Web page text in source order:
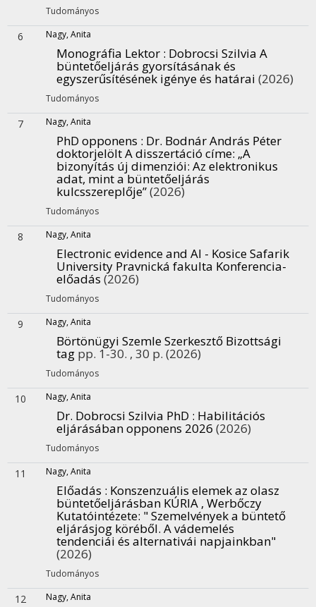
Tudományos
6 Nagy, Anita
Monográfia Lektor : Dobrocsi Szilvia A
büntetőeljárás gyorsításának és
egyszerűsítésének igénye és határai (2026)
Tudományos
7 Nagy, Anita
PhD opponens : Dr. Bodnár András Péter
doktorjelölt A disszertáció címe: „A
bizonyítás új dimenziói: Az elektronikus
adat, mint a büntetőeljárás
kulcsszereplője”(2026)
Tudományos
8 Nagy, Anita
Electronic evidence and AI - Kosice Safarik
University Pravnická fakulta Konferencia-
előadás (2026)
Tudományos
9 Nagy, Anita
Börtönügyi Szemle Szerkesztő Bizottsági
tag pp. 1-30. , 30 p. (2026)
Tudományos
10 Nagy, Anita
Dr. Dobrocsi Szilvia PhD : Habilitációs
eljárásában opponens 2026 (2026)
Tudományos
11 Nagy, Anita
Előadás : Konszenzuális elemek az olasz
büntetőeljárásban KÚRIA , Werbőczy
Kutatóintézete: " Szemelvények a büntető
eljárásjog köréből. A vádemelés
tendenciái és alternativái napjainkban"
(2026)
Tudományos
12 Nagy, Anita